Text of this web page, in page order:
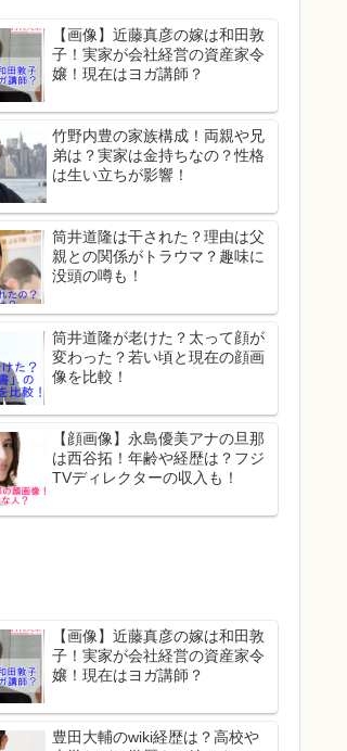
【画像】近藤真彦の嫁は和田敦
子！実家が会社経営の資産家令
嬢！現在はヨガ講師？
竹野内豊の家族構成！両親や兄
弟は？実家は金持ちなの？性格
は生い立ちが影響！
筒井道隆は干された？理由は父
親との関係がトラウマ？趣味に
没頭の噂も！
筒井道隆が老けた？太って顔が
変わった？若い頃と現在の顔画
像を比較！
【顔画像】永島優美アナの旦那
は西谷拓！年齢や経歴は？フジ
TVディレクターの収入も！
【画像】近藤真彦の嫁は和田敦
子！実家が会社経営の資産家令
嬢！現在はヨガ講師？
豊田大輔のwiki経歴は？高校や